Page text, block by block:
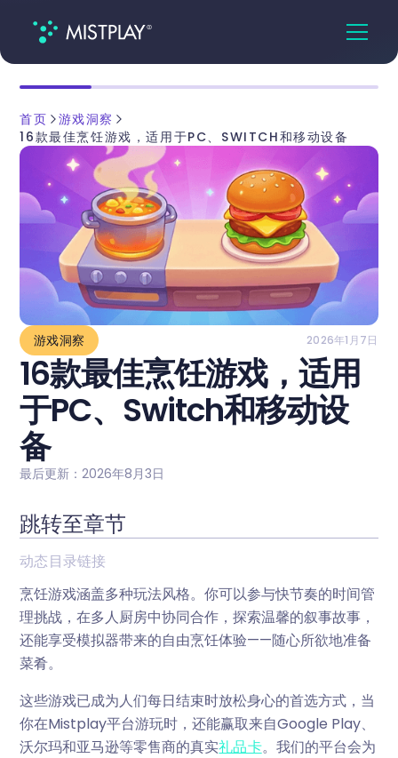
首页
游戏洞察
16款最佳烹饪游戏，适用于PC、SWITCH和移动设备
游戏洞察 2026年1月7日
16款最佳烹饪游戏，适用
于PC、Switch和移动设
备
最后更新：2026年8月3日
跳转至章节
动态目录链接
烹饪游戏涵盖多种玩法风格。你可以参与快节奏的时间管
理挑战，在多人厨房中协同合作，探索温馨的叙事故事，
还能享受模拟器带来的自由烹饪体验——随心所欲地准备
菜肴。
这些游戏已成为人们每日结束时放松身心的首选方式，当
你在Mistplay平台游玩时，还能赢取来自Google Play、
沃尔玛和亚马逊等零售商的真实礼品卡。我们的平台会为